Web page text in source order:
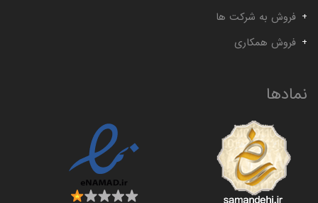
فروش به شرکت ها
فروش همکاری
نمادها